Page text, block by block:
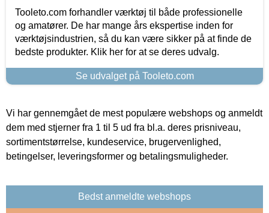
Tooleto.com forhandler værktøj til både professionelle
og amatører. De har mange års ekspertise inden for
værktøjsindustrien, så du kan være sikker på at finde de
bedste produkter. Klik her for at se deres udvalg.
Se udvalget på Tooleto.com
Vi har gennemgået de mest populære webshops og anmeldt
dem med stjerner fra 1 til 5 ud fra bl.a. deres prisniveau,
sortimentstørrelse, kundeservice, brugervenlighed,
betingelser, leveringsformer og betalingsmuligheder.
Bedst anmeldte webshops